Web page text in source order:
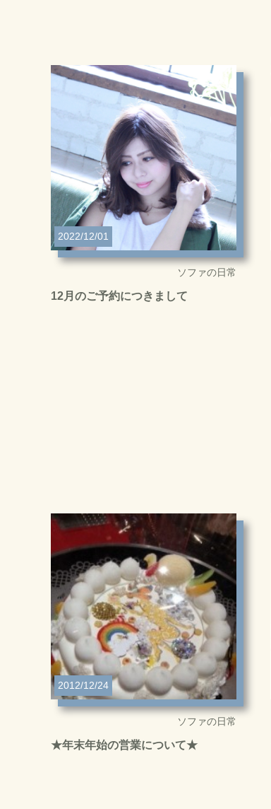
2022/12/01
ソファの日常
12月のご予約につきまして
2012/12/24
ソファの日常
★年末年始の営業について★